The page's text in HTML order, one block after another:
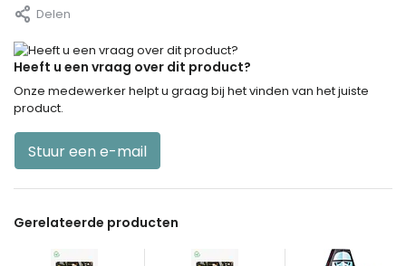
Delen
Heeft u een vraag over dit product?
Onze medewerker helpt u graag bij het vinden van het juiste
product.
Stuur een e-mail
Gerelateerde producten